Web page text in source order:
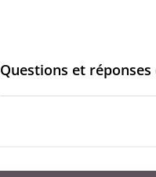
Questions et réponses